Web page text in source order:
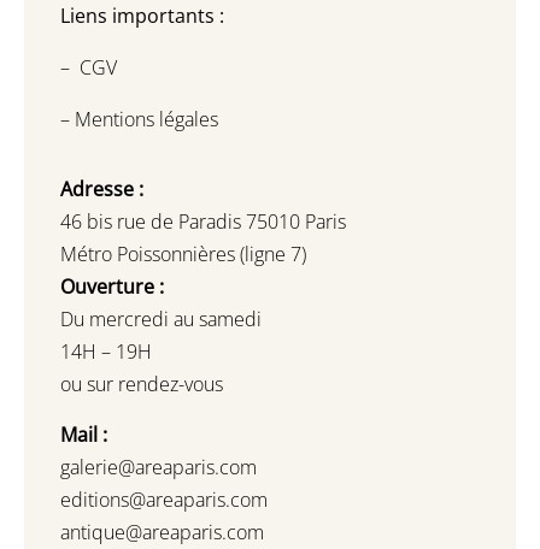
Liens importants :
– CGV
– Mentions légales
Adresse :
46 bis rue de Paradis 75010 Paris
Métro Poissonnières (ligne 7)
Ouverture :
Du mercredi au samedi
14H – 19H
ou sur rendez-vous
Mail :
galerie@areaparis.com
editions@areaparis.com
antique@areaparis.com